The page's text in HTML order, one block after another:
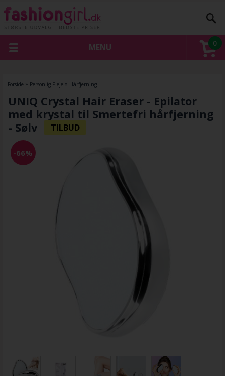
0
MENU
Forside » Personlig Pleje » Hårfjerning
UNIQ Crystal Hair Eraser - Epilator
med krystal til Smertefri hårfjerning
- Sølv
-66%